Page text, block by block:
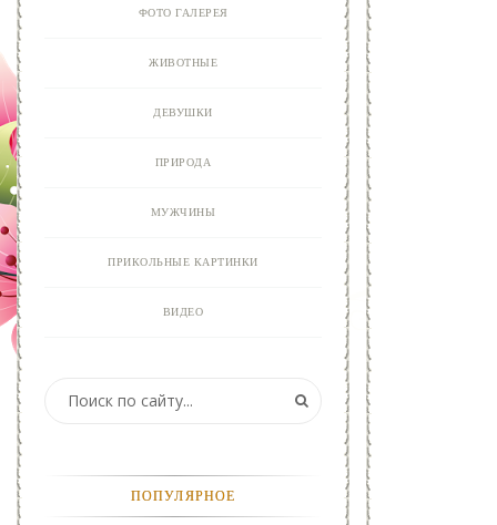
ФОТО ГАЛЕРЕЯ
ЖИВОТНЫЕ
ДЕВУШКИ
ПРИРОДА
МУЖЧИНЫ
ПРИКОЛЬНЫЕ КАРТИНКИ
ВИДЕО
ОТКРЫТКИ
ПОПУЛЯРНОЕ